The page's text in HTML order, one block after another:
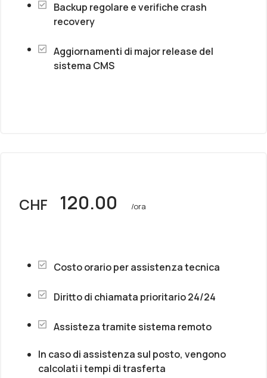
Backup regolare e verifiche crash
recovery
Aggiornamenti di major release del
sistema CMS
CHF 120.00 /ora
Costo orario per assistenza tecnica
Diritto di chiamata prioritario 24/24
Assisteza tramite sistema remoto
In caso di assistenza sul posto, vengono
calcolati i tempi di trasferta